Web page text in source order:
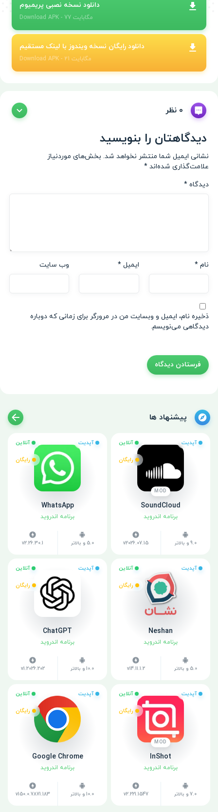
دانلود نسخه نصبی پریمیوم
Download APK - 77 مگابایت
دانلود رایگان نسخه ویندوز با لینک مستقیم
Download APK - 21 مگابایت
0 نظر
دیدگاهتان را بنویسید
نشانی ایمیل شما منتشر نخواهد شد. بخش‌های موردنیاز
علامت‌گذاری شده‌اند *
دیدگاه *
نام * ایمیل* وب‌ سایت
ذخیره نام، ایمیل و وبسایت من در مرورگر برای زمانی که دوباره
دیدگاهی می‌نویسم.
پیشنهاد ها
آپدیت آنلاین
رایگان
MOD
SoundCloud
برنامه اندروید
9.0 و بالاتر v2026.07.15
آپدیت آنلاین
رایگان
WhatsApp
برنامه اندروید
5.0 و بالاتر v2.26.30.1
آپدیت آنلاین
رایگان
Neshan
برنامه اندروید
5.0 و بالاتر v14.11.1.2
آپدیت آنلاین
رایگان
ChatGPT
برنامه اندروید
10.0 و بالاتر v1.2026.202
آپدیت آنلاین
رایگان
MOD
InShot
برنامه اندروید
7.0 و بالاتر v2.221.1547
آپدیت آنلاین
رایگان
Google Chrome
برنامه اندروید
10.0 و بالاتر v150.0.7871.183